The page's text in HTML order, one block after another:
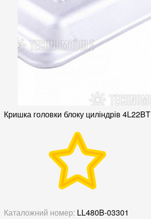
Кришка головки блоку циліндрів 4L22BT
Каталожний номер: LL480B-03301